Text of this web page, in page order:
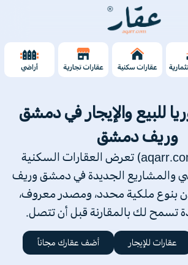
للبيع والإيجار في دمشق
وريف دمشق
منصة عقار (aqarr.com) تعرض العقارات السكنية
والمشاريع الجديدة في دمشق وريف
بنوع ملكية محدد، ومصدر معروف،
تسمح لك بالمقارنة قبل أن تتصل.
عقارات للإيجار أضف عقارك مجاناً